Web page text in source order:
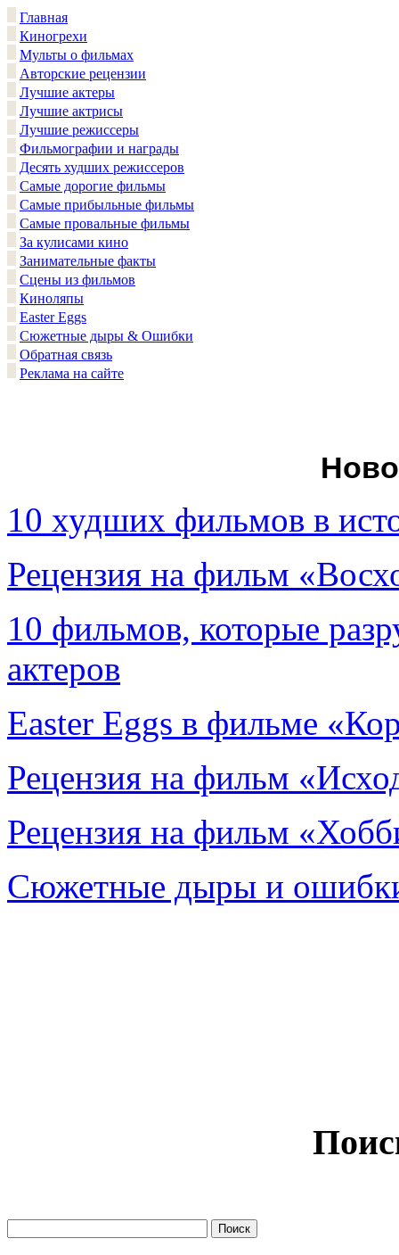
Главная
Киногрехи
Мульты о фильмах
Авторские рецензии
Лучшие актеры
Лучшие актрисы
Лучшие режиссеры
Фильмографии и награды
Десять худших режиссеров
Самые дорогие фильмы
Самые прибыльные фильмы
Самые провальные фильмы
За кулисами кино
Занимательные факты
Сцены из фильмов
Киноляпы
Easter Eggs
Сюжетные дыры & Ошибки
Обратная связь
Реклама на сайте
10 худших фильмов в
Рецензия на фильм
10 фильмов, которые
актеров
Easter Eggs в фильме
Рецензия на фильм
Рецензия на фильм
Сюжетные дыры и